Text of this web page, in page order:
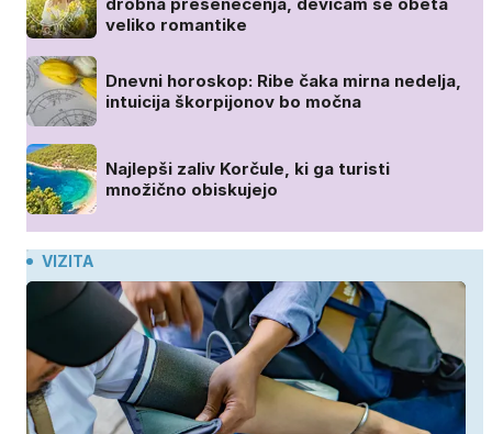
veliko romantike
Dnevni horoskop: Ribe čaka mirna nedelja,
intuicija škorpijonov bo močna
Najlepši zaliv Korčule, ki ga turisti
množično obiskujejo
VIZITA